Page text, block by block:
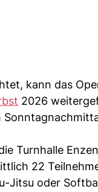
kann das
2026
Turnhalle
22
Jitsu oder